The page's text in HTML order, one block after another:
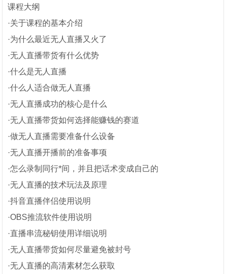
课程大纲
·关于课程的基本介绍
·为什么最近无人直播又火了
·无人直播带货有什么优势
·什么是无人直播
·什么人适合做无人直播
·无人直播成功的核心是什么
·无人直播带货如何选择能赚钱的赛道
·做无人直播需要准备什么设备
·无人直播开播前的准备事项
·怎么录制同行*间，并且把话术变成自己的
·无人直播的技术玩法及原理
·抖音直播伴侣使用说明
·OBS推流软件使用说明
·直播串流秘钥使用详细说明
·无人直播带货如何尽量避免被封号
·无人直播的高清素材怎么获取